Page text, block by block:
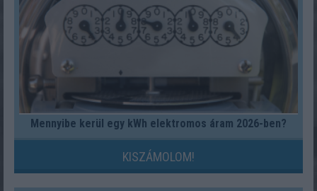
Mennyibe kerül egy kWh elektromos áram 2026-ben?
KISZÁMOLOM!